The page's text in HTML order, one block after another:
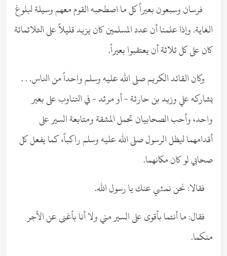
فرسان وسبعون بعيراً كل ما اصطحبه القوم معهم وسيلة لبلوغ
الغاية. وإذا علمنا أن عدد المسلمين كان يزيد قليلاً على الثلاثمائة
كان على كل ثلاثة أن يعتقبوا بعيراً.
وكان القائد الكريم صلى الله عليه وسلم واحداً من الناس. . .
يشاركه علي وزيد بن حارثة - أو مرثد - في التناوب على بعير
واحد، وأحب الصحابيان تحمل المشقة ومتابعة السير على
أقدامهما ليظل الرسول صلى الله عليه وسلم راكباً، كما يفعل كل
صحابي لو كان مكانهما.
فقالا: نحن نمشي عنك يا رسول الله.
فقال: ما أنتما بأقوى على السير مني ولا أنا بأغنى عن الأجر
منكما.